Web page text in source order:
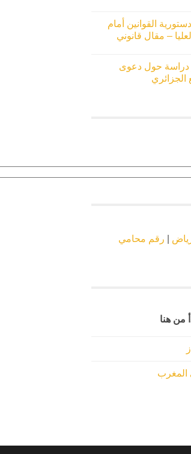
القوانين أمام
– مقال قانوني
دراسة حول دعوى
الجزائري
رقم محامي
من هنا
المغرب